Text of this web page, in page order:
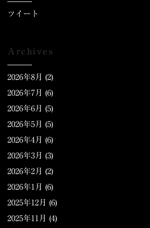
ツイート
Archives
2026年8月 (2)
2026年7月 (6)
2026年6月 (5)
2026年5月 (5)
2026年4月 (6)
2026年3月 (3)
2026年2月 (2)
2026年1月 (6)
2025年12月 (6)
2025年11月 (4)